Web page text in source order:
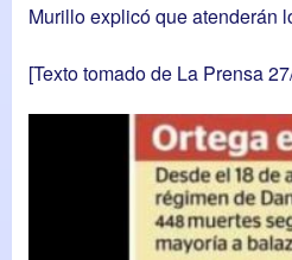
Murillo explicó que atenderán
[Texto tomado de La Prensa